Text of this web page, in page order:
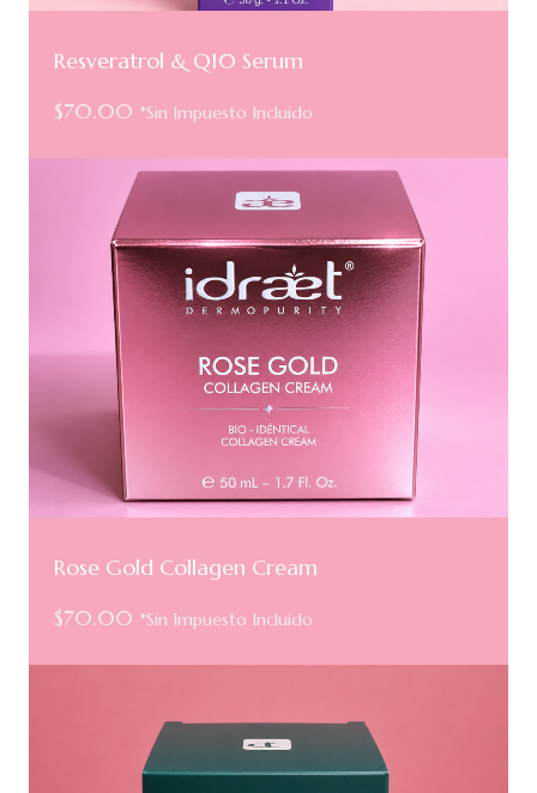
Resveratrol & Q10 Serum
$70.00 *Sin Impuesto Incluido
Rose Gold Collagen Cream
$70.00 *Sin Impuesto Incluido